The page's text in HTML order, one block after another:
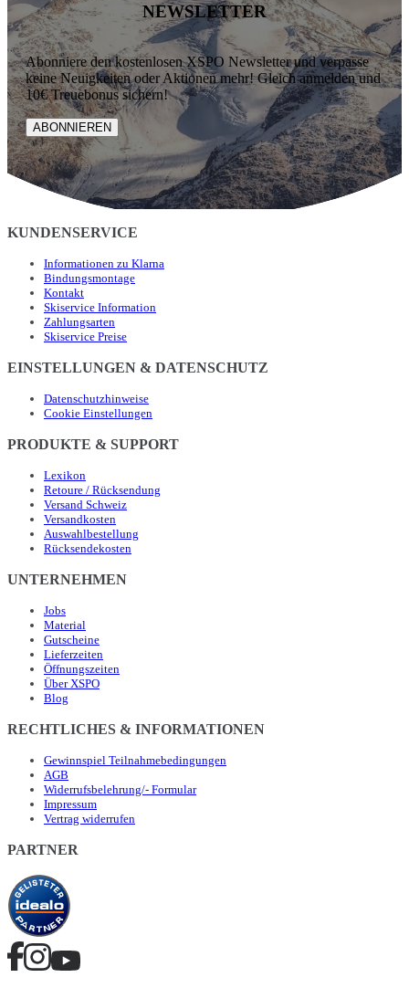
NEWSLETTER
Abonniere den kostenlosen XSPO Newsletter und verpasse
keine Neuigkeiten oder Aktionen mehr! Gleich anmelden und
10€ Treuebonus sichern!
ABONNIEREN
KUNDENSERVICE
Informationen zu Klarna
Bindungsmontage
Kontakt
Skiservice Information
Zahlungsarten
Skiservice Preise
EINSTELLUNGEN & DATENSCHUTZ
Datenschutzhinweise
Cookie Einstellungen
PRODUKTE & SUPPORT
Lexikon
Retoure / Rücksendung
Versand Schweiz
Versandkosten
Auswahlbestellung
Rücksendekosten
UNTERNEHMEN
Jobs
Material
Gutscheine
Lieferzeiten
Öffnungszeiten
Über XSPO
Blog
RECHTLICHES & INFORMATIONEN
Gewinnspiel Teilnahmebedingungen
AGB
Widerrufsbelehrung/- Formular
Impressum
Vertrag widerrufen
PARTNER